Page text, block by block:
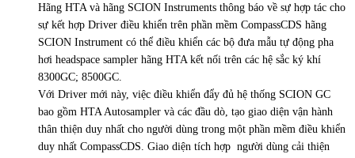
Hãng HTA và hãng SCION Instruments thông báo về sự hợp tác cho
sự kết hợp Driver điều khiển trên phần mềm CompassCDS hãng
SCION Instrument có thể điều khiển các bộ đưa mẫu tự động pha
hơi headspace sampler hãng HTA kết nối trên các hệ sắc ký khí
8300GC; 8500GC.
Với Driver mới này, việc điều khiển đẩy đủ hệ thống SCION GC
bao gồm HTA Autosampler và các đầu dò, tạo giao diện vận hành
thân thiện duy nhất cho người dùng trong một phần mềm điều khiển
duy nhất CompassCDS. Giao diện tích hợp người dùng cải thiện